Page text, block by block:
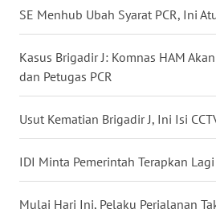
SE Menhub Ubah Syarat PCR, Ini
Kasus Brigadir J: Komnas HAM
dan Petugas PCR
Usut Kematian Brigadir J, Ini Isi
IDI Minta Pemerintah Terapkan Lagi
Mulai Hari Ini, Pelaku Perjalanan
SUMSEL
WN
BENGKULU
LAMPUNG
WN
JATENG